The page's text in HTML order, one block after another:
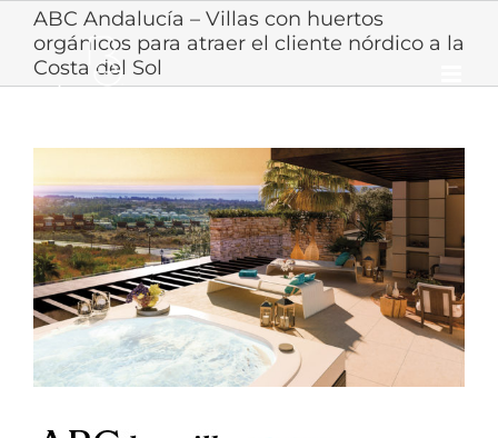
content
ABC Andalucía – Villas con huertos
orgánicos para atraer el cliente nórdico a la
Costa del Sol
Larger
Image